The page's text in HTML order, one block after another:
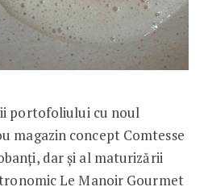
portofoliului cu noul
magazin concept Comtesse
dar și al maturizării
Le Manoir Gourmet